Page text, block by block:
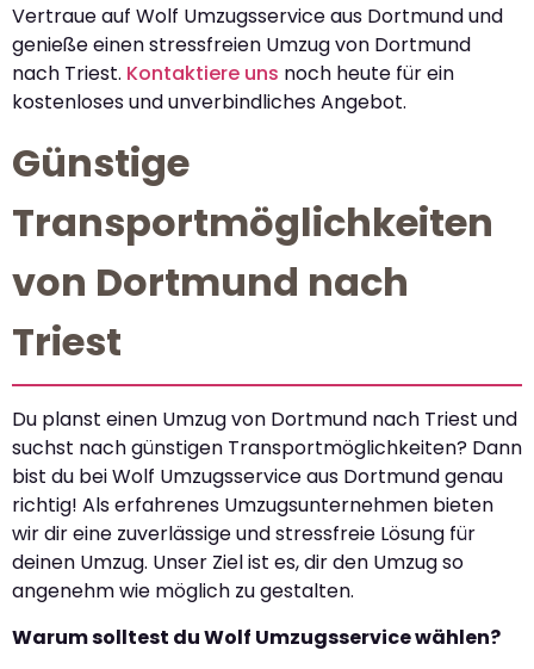
Vertraue auf Wolf Umzugsservice aus Dortmund und
genieße einen stressfreien Umzug von Dortmund
nach Triest. Kontaktiere uns noch heute für ein
kostenloses und unverbindliches Angebot.
Günstige
Transportmöglichkeiten
von Dortmund nach
Triest
Du planst einen Umzug von Dortmund nach Triest und
suchst nach günstigen Transportmöglichkeiten? Dann
bist du bei Wolf Umzugsservice aus Dortmund genau
richtig! Als erfahrenes Umzugsunternehmen bieten
wir dir eine zuverlässige und stressfreie Lösung für
deinen Umzug. Unser Ziel ist es, dir den Umzug so
angenehm wie möglich zu gestalten.
Warum solltest du Wolf Umzugsservice wählen?